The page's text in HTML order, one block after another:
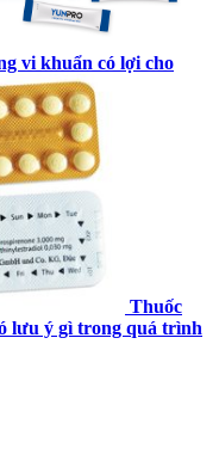
vi khuẩn có lợi cho
Thuốc
lưu ý gì trong quá trình